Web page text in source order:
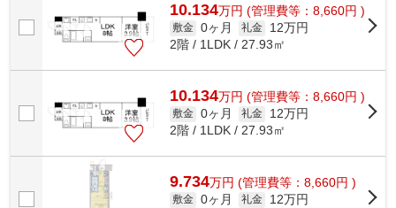
10.134万円 (管理費等：8,660円 )
敷金 0ヶ月 礼金
12万円
2階 / 1LDK / 27.93㎡
10.134万円 (管理費等：8,660円 )
敷金 0ヶ月 礼金
12万円
2階 / 1LDK / 27.93㎡
9.734万円 (管理費等：8,660円 )
敷金 0ヶ月 礼金
12万円